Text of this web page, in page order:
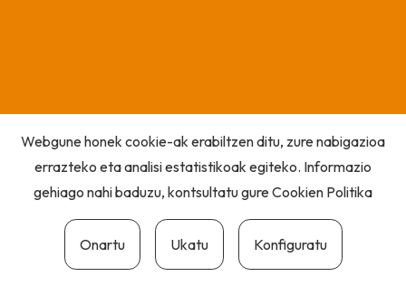
Webgune honek cookie-ak erabiltzen ditu, zure nabigazioa
errazteko eta analisi estatistikoak egiteko. Informazio
gehiago nahi baduzu, kontsultatu gureCookien Politika
Onartu Ukatu Konfiguratu